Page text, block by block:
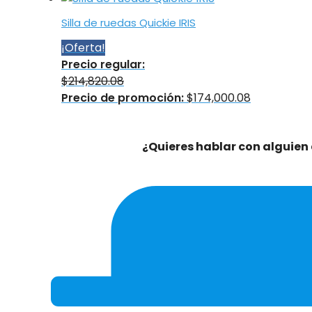
Silla de ruedas Quickie IRIS
¡Oferta!
Precio regular:
$214,820.08
Precio de promoción:$174,000.08
¿Quieres hablar con